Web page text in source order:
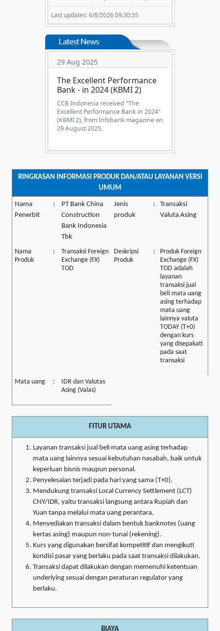
Last updates: 6/8/2026 09:30:55
29 Aug 2025
The Excellent Performance
Bank - in 2024 (KBMI 2)
CCB Indonesia received "The
Excellent Performance Bank in 2024"
(KBMI 2), from Infobank magazine on
29 August 2025.
RINGKASAN INFORMASI PRODUK DAN/ATAU LAYANAN VERSI
UMUM
Nama
Penerbit
:
PT Bank China
Construction
Bank Indonesia
Tbk
Jenis
produk
:
Transaksi
Valuta Asing
Nama
Produk
:
Transaksi Foreign
Exchange (FX)
TOD
Deskripsi
Produk
:
Produk Foreign
Exchange (FX)
TOD adalah
layanan
transaksi jual
beli mata uang
asing terhadap
mata uang
lainnya valuta
TODAY (T+0)
dengan kurs
yang disepakati
pada saat
transaksi
Mata uang :
IDR dan Valutas
Asing (Valas)
FITUR UTAMA
Layanan transaksi jual beli mata uang asing terhadap
mata uang lainnya sesuai kebutuhan nasabah, baik untuk
keperluan bisnis maupun personal.
Penyelesaian terjadi pada hari yang sama (T+0).
Mendukung transaksi Local Currency Settlement (LCT)
CNY/IDR, yaitu transaksi langsung antara Rupiah dan
Yuan tanpa melalui mata uang perantara.
Menyediakan transaksi dalam bentuk banknotes (uang
kertas asing) maupun non-tunai (rekening).
Kurs yang digunakan bersifat kompetitif dan mengikuti
kondisi pasar yang berlaku pada saat transaksi dilakukan.
Transaksi dapat dilakukan dengan memenuhi ketentuan
underlying sesuai dengan peraturan regulator yang
berlaku.
BIAYA